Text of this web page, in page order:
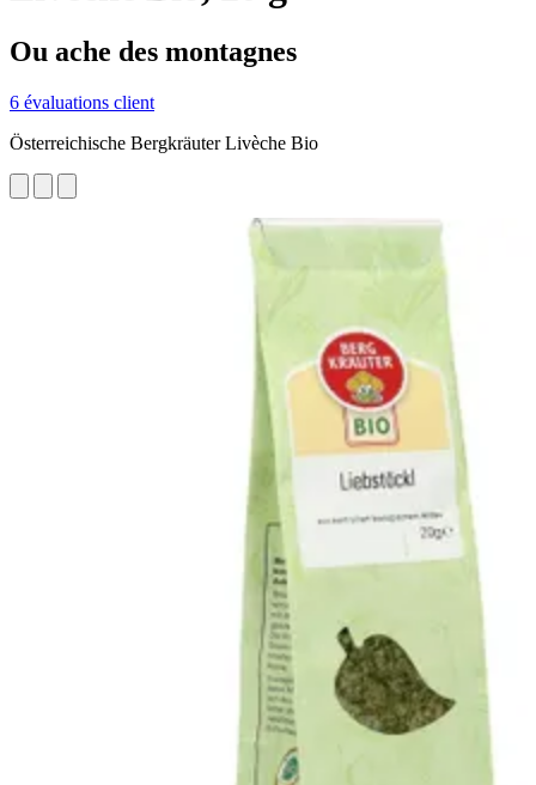
Ou ache des montagnes
6 évaluations client
Österreichische Bergkräuter Livèche Bio